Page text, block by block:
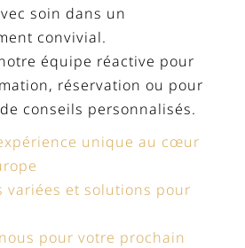
soin dans un
convivial.
équipe réactive pour
réservation ou pour
conseils personnalisés.
unique au cœur
variées et solutions pour
pour votre prochain